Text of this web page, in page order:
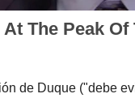
de Duque ("debe